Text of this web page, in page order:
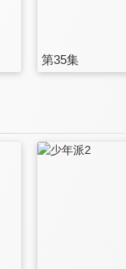
第35集